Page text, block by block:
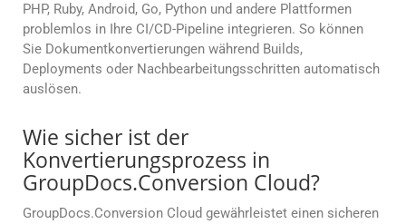
PHP, Ruby, Android, Go, Python und andere Plattformen
problemlos in Ihre CI/CD-Pipeline integrieren. So können
Sie Dokumentkonvertierungen während Builds,
Deployments oder Nachbearbeitungsschritten automatisch
auslösen.
Wie sicher ist der
Konvertierungsprozess in
GroupDocs.Conversion Cloud?
GroupDocs.Conversion Cloud gewährleistet einen sicheren